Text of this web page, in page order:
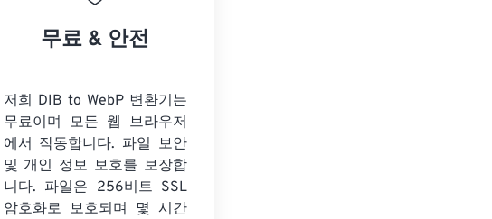
무료 & 안전
저희 DIB to WebP 변환기는
무료이며 모든 웹 브라우저
에서 작동합니다. 파일 보안
및 개인 정보 보호를 보장합
니다. 파일은 256비트 SSL
암호화로 보호되며 몇 시간